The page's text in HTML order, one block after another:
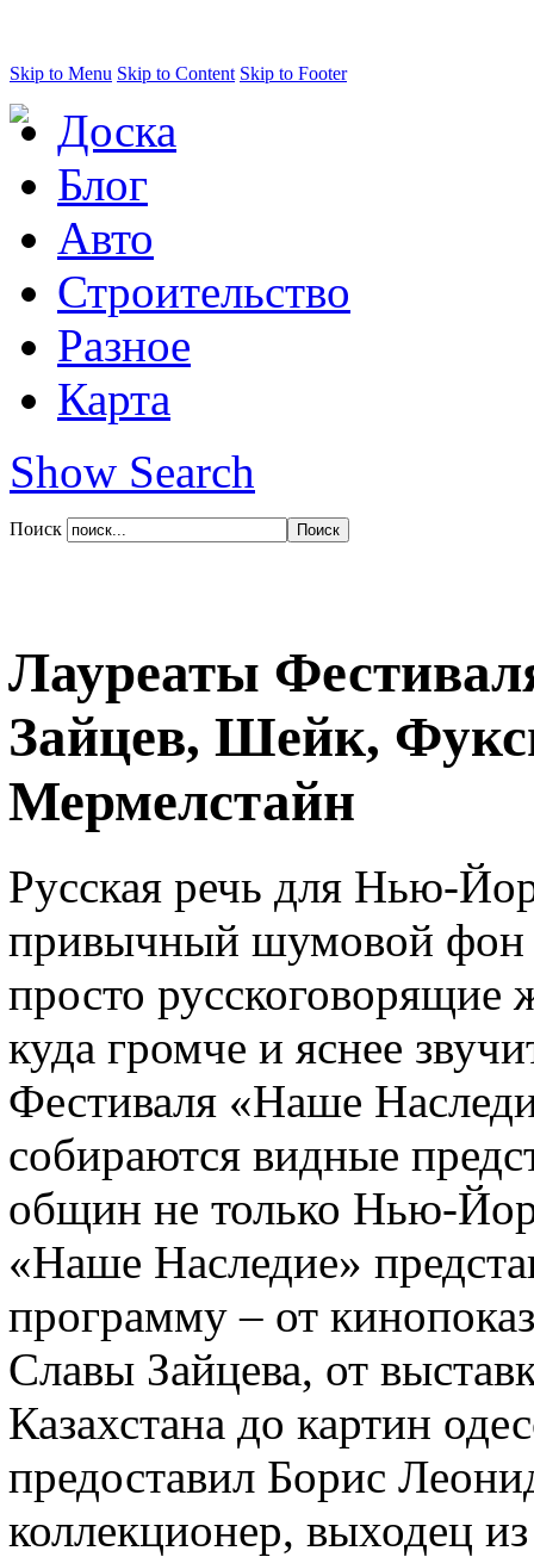
Skip to Menu Skip to Content Skip to Footer
Доска
Блог
Авто
Строительство
Разное
Карта
Show Search
Поиск
Лауреаты
Зайцев, Шейк,
Мермелстайн
Русская речь для Нью-
привычный шумовой фон
просто русскоговорящие
куда громче и яснее
Фестиваля «Наше
собираются видные
общин не только Нью-
«Наше Наследие»
программу – от
Славы Зайцева, от
Казахстана до картин
предоставил Борис
коллекционер, выходец